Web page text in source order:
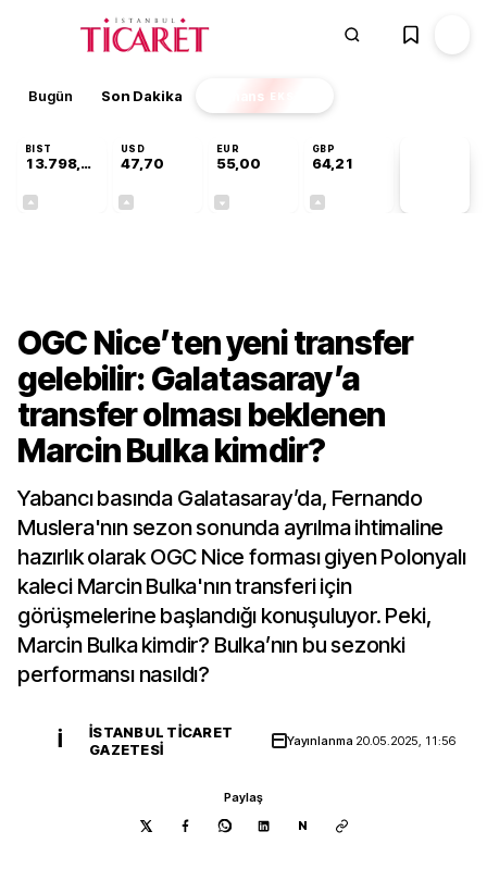
Bugün Son Dakika Finans EKSTRA
BIST
13.798,82
USD
47,70
EUR
55,00
GBP
64,21
OGC Nice’ten yeni transfer
gelebilir: Galatasaray’a
transfer olması beklenen
Marcin Bulka kimdir?
Yabancı basında Galatasaray’da, Fernando
Muslera'nın sezon sonunda ayrılma ihtimaline
hazırlık olarak OGC Nice forması giyen Polonyalı
kaleci Marcin Bulka'nın transferi için
görüşmelerine başlandığı konuşuluyor. Peki,
Marcin Bulka kimdir? Bulka’nın bu sezonki
performansı nasıldı?
İ
İSTANBUL TICARET
GAZETESI
Yayınlanma 20.05.2025, 11:56
Paylaş
N